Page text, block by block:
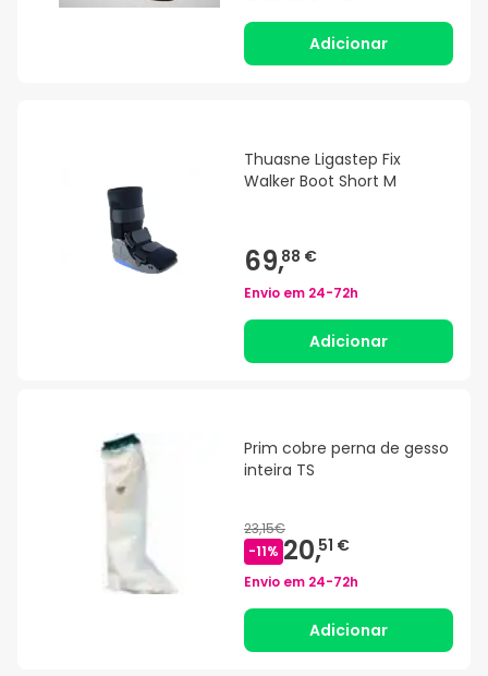
Adicionar
Thuasne Ligastep Fix
Walker Boot Short M
69,88 €
Envio em 24-72h
Adicionar
Prim cobre perna de gesso
inteira TS
23,15€
-11% 20,51 €
Envio em 24-72h
Adicionar